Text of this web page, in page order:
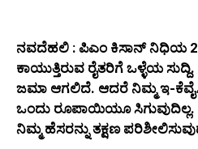
ನವದೆಹಲಿ : ಪಿಎಂ ಕಿಸಾನ್ ನಿಧಿಯ
ಕಾಯುತ್ತಿರುವ ರೈತರಿಗೆ ಒಳ್ಳೆಯ
ಜಮಾ ಆಗಲಿದೆ. ಆದರೆ ನಿಮ್ಮ ಇ-
ಒಂದು ರೂಪಾಯಿಯೂ
ನಿಮ್ಮ ಹೆಸರನ್ನು ತಕ್ಷಣ